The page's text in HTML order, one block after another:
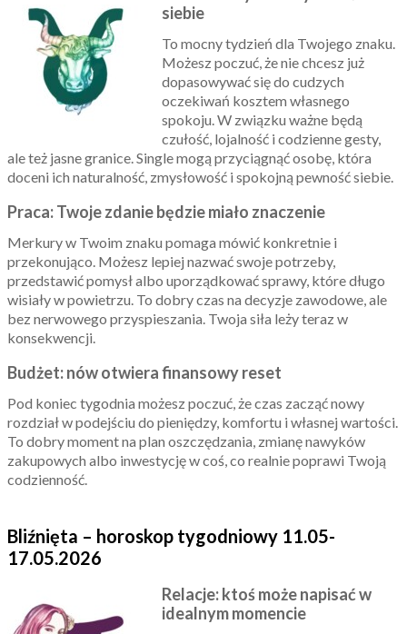
siebie
To mocny tydzień dla Twojego znaku.
Możesz poczuć, że nie chcesz już
dopasowywać się do cudzych
oczekiwań kosztem własnego
spokoju. W związku ważne będą
czułość, lojalność i codzienne gesty,
ale też jasne granice. Single mogą przyciągnąć osobę, która
doceni ich naturalność, zmysłowość i spokojną pewność siebie.
Praca: Twoje zdanie będzie miało znaczenie
Merkury w Twoim znaku pomaga mówić konkretnie i
przekonująco. Możesz lepiej nazwać swoje potrzeby,
przedstawić pomysł albo uporządkować sprawy, które długo
wisiały w powietrzu. To dobry czas na decyzje zawodowe, ale
bez nerwowego przyspieszania. Twoja siła leży teraz w
konsekwencji.
Budżet: nów otwiera finansowy reset
Pod koniec tygodnia możesz poczuć, że czas zacząć nowy
rozdział w podejściu do pieniędzy, komfortu i własnej wartości.
To dobry moment na plan oszczędzania, zmianę nawyków
zakupowych albo inwestycję w coś, co realnie poprawi Twoją
codzienność.
Bliźnięta – horoskop tygodniowy 11.05-
17.05.2026
Relacje: ktoś może napisać w
idealnym momencie